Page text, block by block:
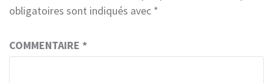
obligatoires sont indiqués avec *
COMMENTAIRE *